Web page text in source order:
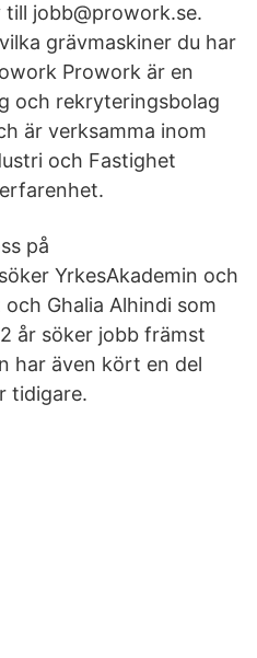
jobb@prowork.se.
grävmaskiner du har
Prowork är en
och rekryteringsbolag
är verksamma inom
och Fastighet
på
YrkesAkademin och
Ghalia Alhindi som
år söker jobb främst
har även kört en del
tidigare.